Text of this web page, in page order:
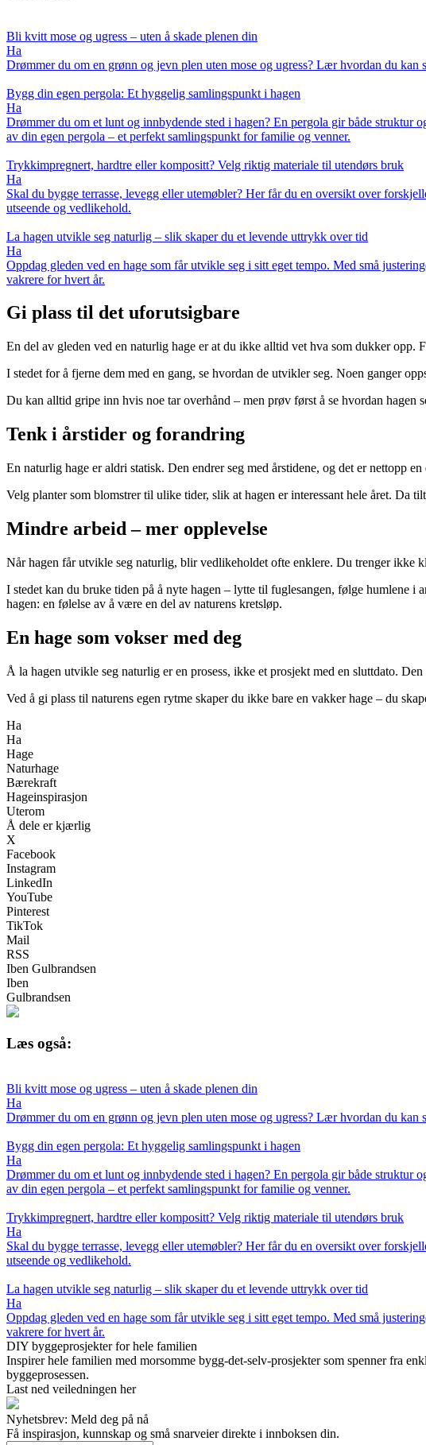
Bli kvitt mose og ugress – uten å skade plenen din
Ha
Drømmer du om en grønn og jevn plen uten mose og ugress? Lær hvordan du
Bygg din egen pergola: Et hyggelig samlingspunkt i hagen
Ha
Drømmer du om et lunt og innbydende sted i hagen? En pergola gir både
av din egen pergola – et perfekt samlingspunkt for familie og venner.
Trykkimpregnert, hardtre eller kompositt? Velg riktig materiale til utendørs bruk
Ha
Skal du bygge terrasse, levegg eller utemøbler? Her får du en oversikt over
utseende og vedlikehold.
La hagen utvikle seg naturlig – slik skaper du et levende uttrykk over tid
Ha
Oppdag gleden ved en hage som får utvikle seg i sitt eget tempo. Med små
vakrere for hvert år.
Gi plass til det uforutsigbare
En del av gleden ved en naturlig hage er at du ikke alltid vet hva som dukker opp.
I stedet for å fjerne dem med en gang, se hvordan de utvikler seg. Noen ganger
Du kan alltid gripe inn hvis noe tar overhånd – men prøv først å se hvordan hagen
Tenk i årstider og forandring
En naturlig hage er aldri statisk. Den endrer seg med årstidene, og det er nettopp
Velg planter som blomstrer til ulike tider, slik at hagen er interessant hele året. Da
Mindre arbeid – mer opplevelse
Når hagen får utvikle seg naturlig, blir vedlikeholdet ofte enklere. Du trenger ikke
I stedet kan du bruke tiden på å nyte hagen – lytte til fuglesangen, følge humlene
hagen: en følelse av å være en del av naturens kretsløp.
En hage som vokser med deg
Å la hagen utvikle seg naturlig er en prosess, ikke et prosjekt med en sluttdato.
Ved å gi plass til naturens egen rytme skaper du ikke bare en vakker hage – du
Ha
Ha
Hage
Naturhage
Bærekraft
Hageinspirasjon
Uterom
Å dele er kjærlig
X
Facebook
Instagram
LinkedIn
YouTube
Pinterest
TikTok
Mail
RSS
Iben Gulbrandsen
Iben
Gulbrandsen
Læs også:
Bli kvitt mose og ugress – uten å skade plenen din
Ha
Drømmer du om en grønn og jevn plen uten mose og ugress? Lær hvordan du
Bygg din egen pergola: Et hyggelig samlingspunkt i hagen
Ha
Drømmer du om et lunt og innbydende sted i hagen? En pergola gir både
av din egen pergola – et perfekt samlingspunkt for familie og venner.
Trykkimpregnert, hardtre eller kompositt? Velg riktig materiale til utendørs bruk
Ha
Skal du bygge terrasse, levegg eller utemøbler? Her får du en oversikt over
utseende og vedlikehold.
La hagen utvikle seg naturlig – slik skaper du et levende uttrykk over tid
Ha
Oppdag gleden ved en hage som får utvikle seg i sitt eget tempo. Med små
vakrere for hvert år.
DIY byggeprosjekter for hele familien
Inspirer hele familien med morsomme bygg-det-selv-prosjekter som spenner fra
byggeprosessen.
Last ned veiledningen her
Nyhetsbrev: Meld deg på nå
Få inspirasjon, kunnskap og små snarveier direkte i innboksen din.